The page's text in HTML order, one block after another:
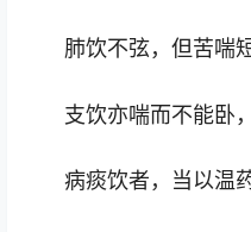
肺饮不弦，但苦喘
支饮亦喘而不能卧
病痰饮者，当以温